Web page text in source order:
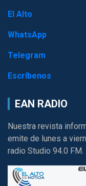
El Alto
WhatsApp
Telegram
Escríbenos
EAN RADIO
Nuestra revista
emite de lunes a
radio Studio 94.0 FM.